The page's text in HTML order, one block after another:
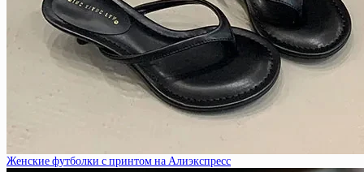
Женские футболки с принтом на Алиэкспресс